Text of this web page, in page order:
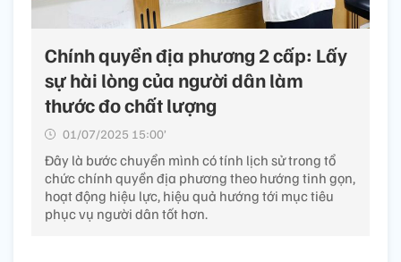
Chính quyền địa phương 2 cấp: Lấy
sự hài lòng của người dân làm
thước đo chất lượng
01/07/2025 15:00’
Đây là bước chuyển mình có tính lịch sử trong tổ
chức chính quyền địa phương theo hướng tinh gọn,
hoạt động hiệu lực, hiệu quả hướng tới mục tiêu
phục vụ người dân tốt hơn.